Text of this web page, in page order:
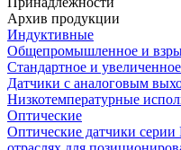
Архив продукции
Индуктивные
Общепромышленное и
Стандартное и
Датчики с аналоговым
Низкотемпературные
Оптические
Оптические датчики